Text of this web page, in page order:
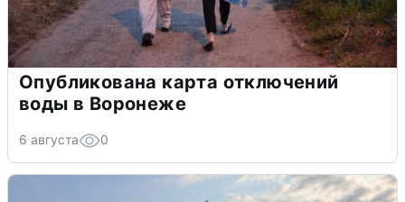
Опубликована карта отключений
воды в Воронеже
6 августа 0